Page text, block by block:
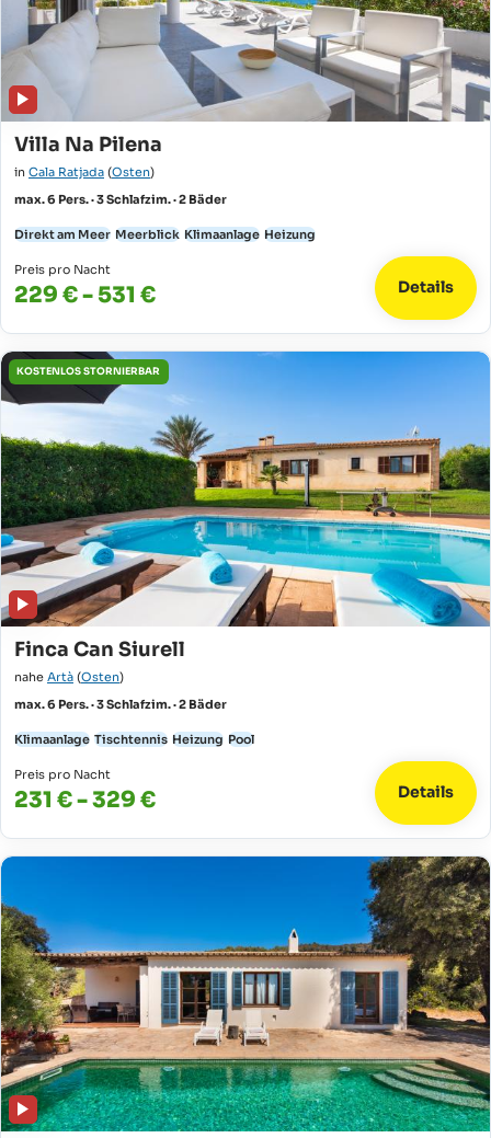
Villa Na Pilena
in Cala Ratjada (Osten)
max. 6 Pers. · 3 Schlafzim. · 2 Bäder
Direkt am Meer Meerblick Klimaanlage Heizung
Preis pro Nacht
229 € - 531 € Details
KOSTENLOS STORNIERBAR
Finca Can Siurell
nahe Artà (Osten)
max. 6 Pers. · 3 Schlafzim. · 2 Bäder
Klimaanlage Tischtennis Heizung Pool
Preis pro Nacht
231 € - 329 € Details